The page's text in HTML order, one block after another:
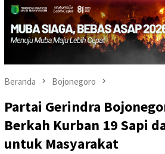
Beranda Bojonegoro
Partai Gerindra
Berkah Kurban 19 Sapi
untuk Masyarakat